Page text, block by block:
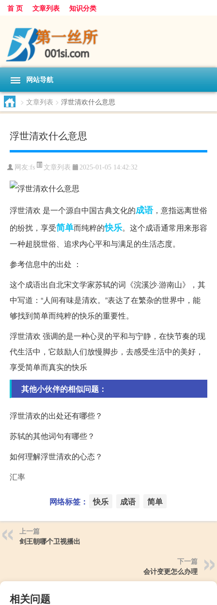
首 页 文章列表 知识分类
网站导航
> 文章列表 > 浮世清欢什么意思
浮世清欢什么意思
网友:fs 文章列表 2025-01-05 14:42:32
浮世清欢 是一个源自中国古典文化的成语，意指远离世俗
的纷扰，享受简单而纯粹的快乐。这个成语通常用来形容
一种超脱世俗、追求内心平和与满足的生活态度。
参考信息中的出处 ：
这个成语出自北宋文学家苏轼的词《浣溪沙·游南山》，其
中写道：“人间有味是清欢。”表达了在繁杂的世界中，能
够找到简单而纯粹的快乐的重要性。
浮世清欢 强调的是一种心灵的平和与宁静，在快节奏的现
代生活中，它鼓励人们放慢脚步，去感受生活中的美好，
享受简单而真实的快乐
其他小伙伴的相似问题：
浮世清欢的出处还有哪些？
苏轼的其他词句有哪些？
如何理解浮世清欢的心态？
汇率
网络标签： 快乐 成语 简单
上一篇
剑王朝哪个卫视播出
下一篇
会计变更怎么办理
相关问题